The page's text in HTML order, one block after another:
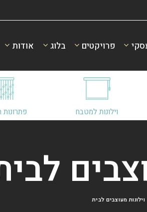
פרויקטים בלוג אודות
וילונות למטבח פתרונות
וילונות מעוצבים לבית